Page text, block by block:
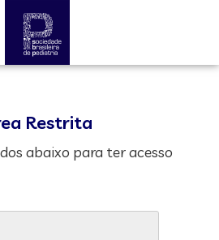
Restrita
abaixo para ter acesso